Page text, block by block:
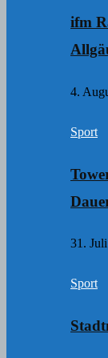
ifm
4.
Sport
31.
Sport